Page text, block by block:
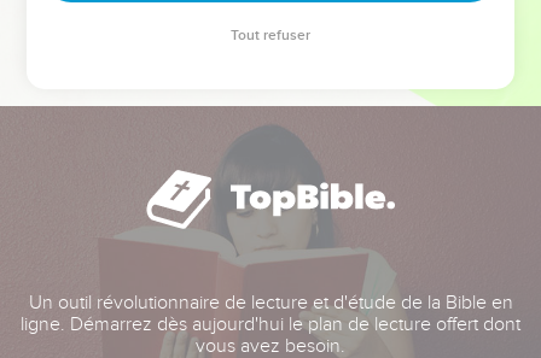
Un outil révolutionnaire de lecture et d'étude de la Bible en
ligne. Démarrez dès aujourd'hui le plan de lecture offert dont
vous avez besoin.
Tout refuser